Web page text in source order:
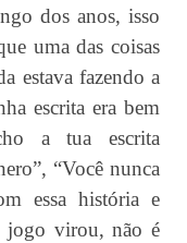
dos anos, isso
uma das coisas
estava fazendo a
escrita era bem
a tua escrita
“Você nunca
essa história e
jogo virou, não é